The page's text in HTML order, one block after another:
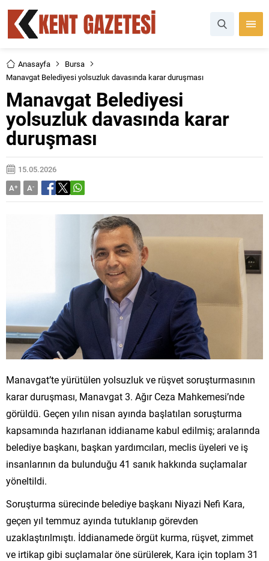
Anasayfa
Bursa
Manavgat Belediyesi yolsuzluk davasında karar duruşması
Manavgat Belediyesi
yolsuzluk davasında karar
duruşması
15.05.2026
A+ A-
Manavgat’te yürütülen yolsuzluk ve rüşvet soruşturmasının
karar duruşması, Manavgat 3. Ağır Ceza Mahkemesi’nde
görüldü. Geçen yılın nisan ayında başlatılan soruşturma
kapsamında hazırlanan iddianame kabul edilmiş; aralarında
belediye başkanı, başkan yardımcıları, meclis üyeleri ve iş
insanlarının da bulunduğu 41 sanık hakkında suçlamalar
yöneltildi.
Soruşturma sürecinde belediye başkanı Niyazi Nefi Kara,
geçen yıl temmuz ayında tutuklanıp görevden
uzaklaştırılmıştı. İddianamede örgüt kurma, rüşvet, zimmet
ve irtikap gibi suçlamalar öne sürülerek, Kara için toplam 31